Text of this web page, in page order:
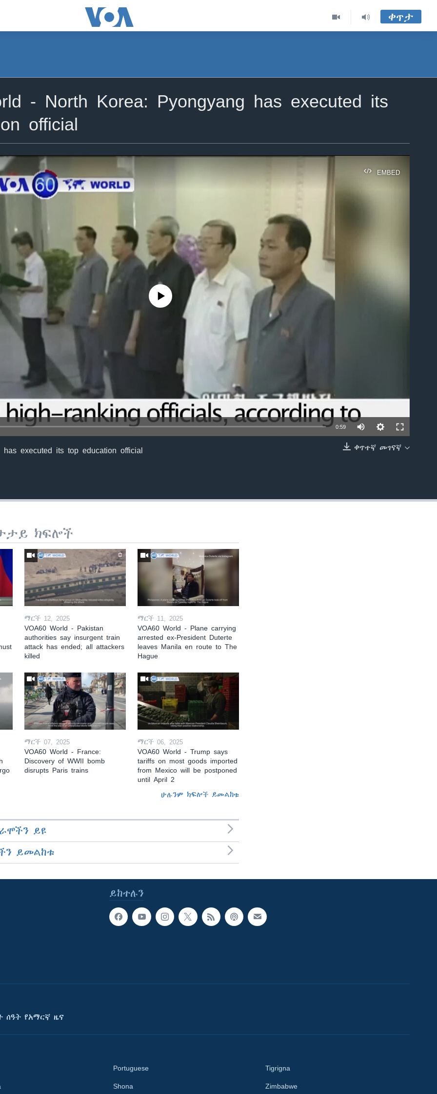
ቀጥታ
- North Korea: Pyongyang has executed its
official
EMBED
EMBED
No media source currently available
0:59
ቀጥተኛ መገናኛ
has executed its top education official
ክፍሎች
ማርች 12, 2025
VOA60 World - Pakistan
authorities say insurgent train
attack has ended; all attackers
killed
ማርች 11, 2025
VOA60 World - Plane carrying
arrested ex-President Duterte
leaves Manila en route to The
Hague
ማርች 07, 2025
VOA60 World - France:
Discovery of WWII bomb
disrupts Paris trains
ማርች 06, 2025
VOA60 World - Trump says
tariffs on most goods imported
from Mexico will be postponed
until April 2
ሁሉንም ክፍሎች ይመልከቱ
ይዩ
ይመልከቱ
ይከተሉን
ሰዓት የአማርኛ ዜና
Portuguese
Shona
Tigrigna
Zimbabwe